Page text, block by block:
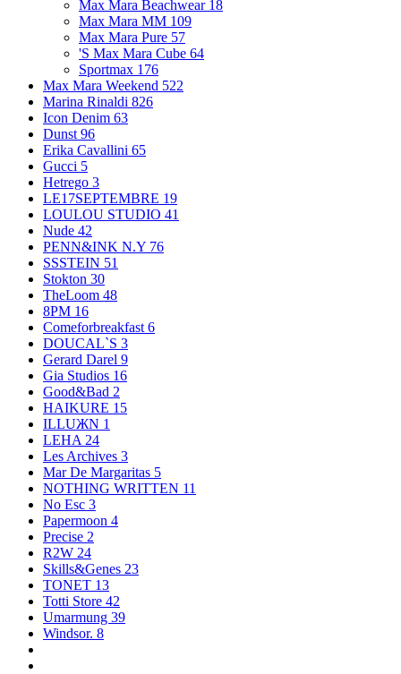
Max Mara Beachwear 18
Max Mara MM 109
Max Mara Pure 57
'S Max Mara Cube 64
Sportmax 176
Max Mara Weekend 522
Marina Rinaldi 826
Icon Denim 63
Dunst 96
Erika Cavallini 65
Gucci 5
Hetrego 3
LE17SEPTEMBRE 19
LOULOU STUDIO 41
Nude 42
PENN&INK N.Y 76
SSSTEIN 51
Stokton 30
TheLoom 48
8PM 16
Comeforbreakfast 6
DOUCAL`S 3
Gerard Darel 9
Gia Studios 16
Good&Bad 2
HAIKURE 15
ILLUЖN 1
LEHA 24
Les Archives 3
Mar De Margaritas 5
NOTHING WRITTEN 11
No Esc 3
Papermoon 4
Precise 2
R2W 24
Skills&Genes 23
TONET 13
Totti Store 42
Umarmung 39
Windsor. 8